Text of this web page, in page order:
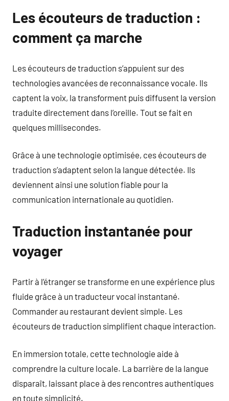
Les écouteurs de traduction :
comment ça marche
Les écouteurs de traduction s’appuient sur des
technologies avancées de reconnaissance vocale. Ils
captent la voix, la transforment puis diffusent la version
traduite directement dans l’oreille. Tout se fait en
quelques millisecondes.
Grâce à une technologie optimisée, ces écouteurs de
traduction s’adaptent selon la langue détectée. Ils
deviennent ainsi une solution fiable pour la
communication internationale au quotidien.
Traduction instantanée pour
voyager
Partir à l’étranger se transforme en une expérience plus
fluide grâce à un traducteur vocal instantané.
Commander au restaurant devient simple. Les
écouteurs de traduction simplifient chaque interaction.
En immersion totale, cette technologie aide à
comprendre la culture locale. La barrière de la langue
disparaît, laissant place à des rencontres authentiques
en toute simplicité.